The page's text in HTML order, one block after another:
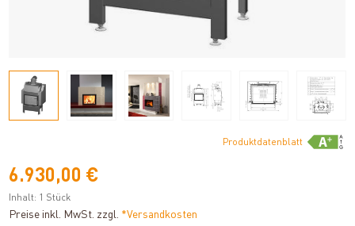
Produktdatenblatt
6.930,00 €
Inhalt: 1 Stück
Preise inkl. MwSt. zzgl. *Versandkosten